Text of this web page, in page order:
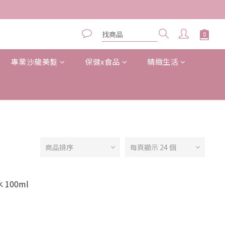
專業沙龍美髮 保健x食品 精緻生活
商品排序 每頁顯示 24 個